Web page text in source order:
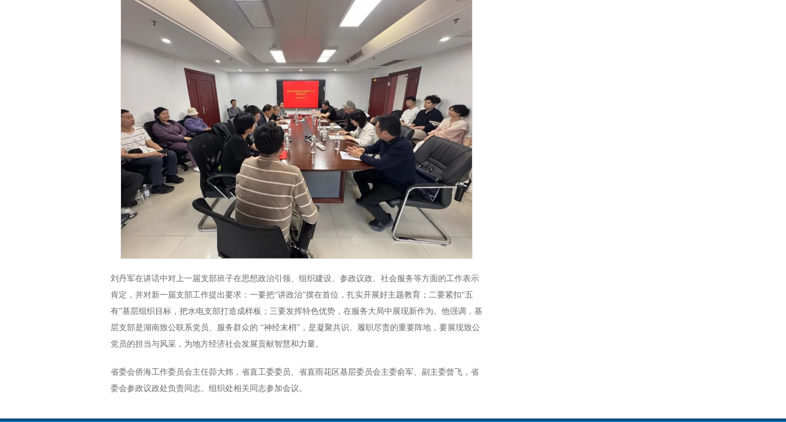
刘丹军在讲话中对上一届支部班子在思想政治引领、组织建设、参政议政、社会服务等方面的工作表示
肯定，并对新一届支部工作提出要求：一要把“讲政治”摆在首位，扎实开展好主题教育；二要紧扣“五
有”基层组织目标，把水电支部打造成样板；三要发挥特色优势，在服务大局中展现新作为。他强调，基
层支部是湖南致公联系党员、服务群众的 “神经末梢”，是凝聚共识、履职尽责的重要阵地，要展现致公
党员的担当与风采，为地方经济社会发展贡献智慧和力量。
省委会侨海工作委员会主任茆大炜，省直工委委员、省直雨花区基层委员会主委俞军、副主委曾飞，省
委会参政议政处负责同志、组织处相关同志参加会议。